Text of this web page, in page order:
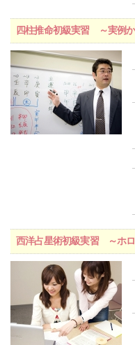
四柱推命初級実習 ～実例
西洋占星術初級実習 ～ホ